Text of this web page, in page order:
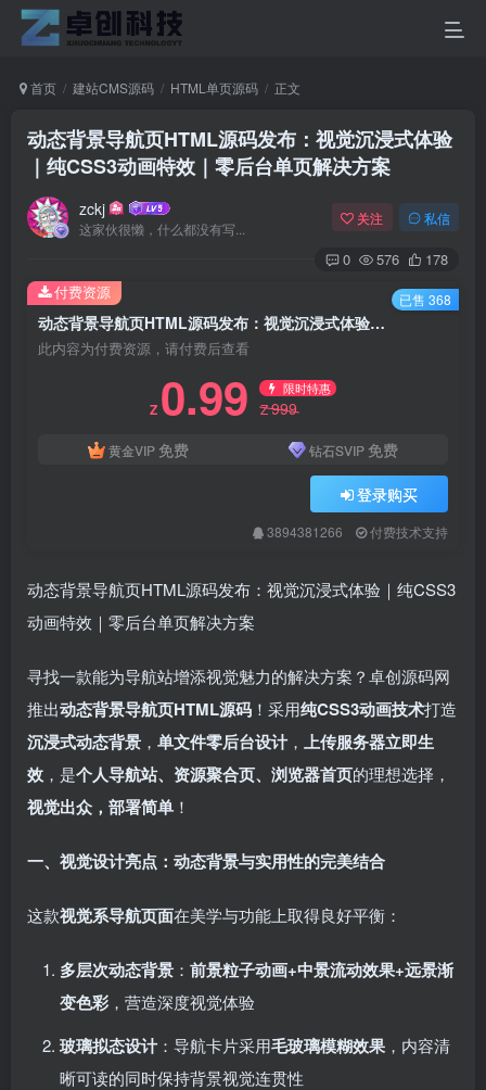
首页 建站CMS源码 HTML单页源码 正文
动态背景导航页HTML源码发布：视觉沉浸式体验
｜纯CSS3动画特效｜零后台单页解决方案
zckj
这家伙很懒，什么都没有写...
关注 私信
0 576 178
动态背景导航页HTML源码发布：视觉沉浸式体验｜纯CSS3动画特效｜零后台单页解决方案
此内容为付费资源，请付费后查看
Z 0.99 限时特惠
Z999
黄金VIP 免费 钻石SVIP 免费
登录购买
3894381266 付费技术支持
付费资源 已售 368
动态背景导航页HTML源码发布：视觉沉浸式体验｜纯CSS3
动画特效｜零后台单页解决方案
寻找一款能为导航站增添视觉魅力的解决方案？卓创源码网
推出动态背景导航页HTML源码 ！采用纯CSS3动画技术打造
沉浸式动态背景 ， 单文件零后台设计， 上传服务器立即生
效 ，是个人导航站、资源聚合页、浏览器首页的理想选择，
视觉出众，部署简单 ！
一、视觉设计亮点：动态背景与实用性的完美结合
这款视觉系导航页面在美学与功能上取得良好平衡：
多层次动态背景 ： 前景粒子动画+中景流动效果+远景渐
变色彩 ，营造深度视觉体验
玻璃拟态设计：导航卡片采用毛玻璃模糊效果 ，内容清
晰可读的同时保持背景视觉连贯性